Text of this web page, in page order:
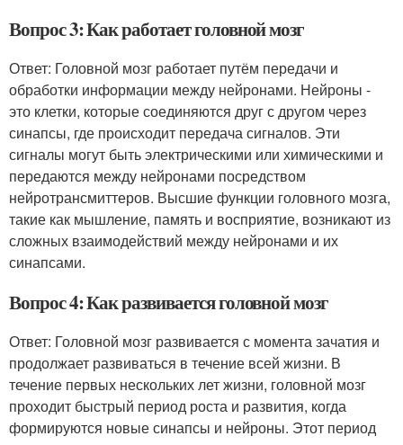
Вопрос 3: Как работает головной мозг
Ответ: Головной мозг работает путём передачи и
обработки информации между нейронами. Нейроны -
это клетки, которые соединяются друг с другом через
синапсы, где происходит передача сигналов. Эти
сигналы могут быть электрическими или химическими и
передаются между нейронами посредством
нейротрансмиттеров. Высшие функции головного мозга,
такие как мышление, память и восприятие, возникают из
сложных взаимодействий между нейронами и их
синапсами.
Вопрос 4: Как развивается головной мозг
Ответ: Головной мозг развивается с момента зачатия и
продолжает развиваться в течение всей жизни. В
течение первых нескольких лет жизни, головной мозг
проходит быстрый период роста и развития, когда
формируются новые синапсы и нейроны. Этот период